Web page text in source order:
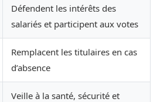
Défendent les intérêts des
salariés et participent aux votes
Remplacent les titulaires en cas
d’absence
Veille à la santé, sécurité et